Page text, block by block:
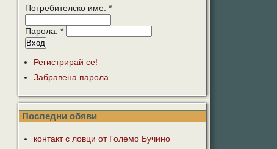
Потребителско име: *
Парола: *
Регистрирай се!
Забравена парола
Последни обяви
контакт с ловци от Големо Бучино